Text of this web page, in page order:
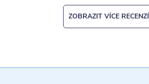
ZOBRAZIT VÍCE RECENZÍ